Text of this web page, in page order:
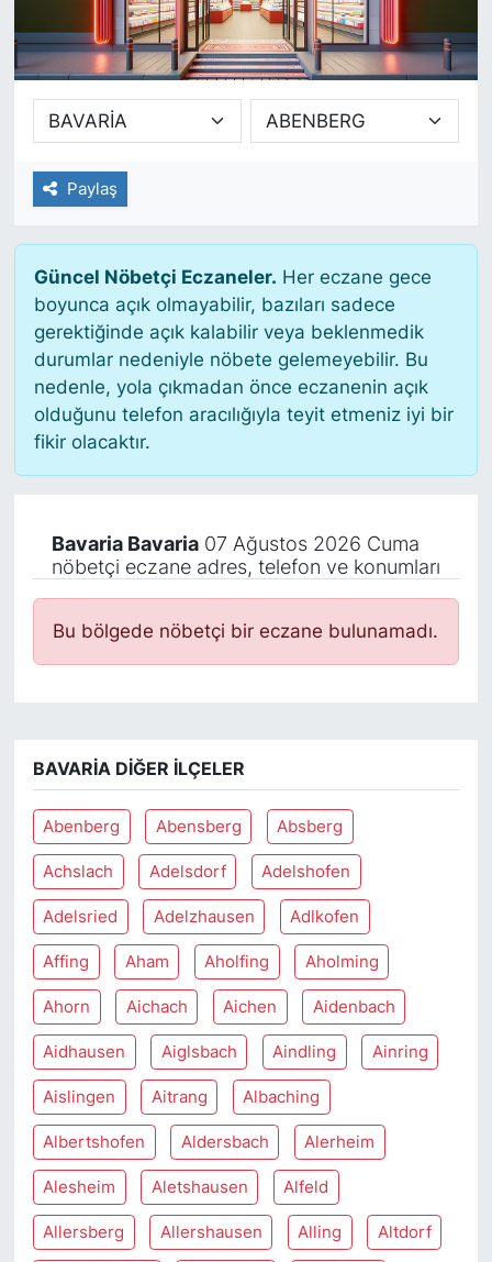
Paylaş
Güncel Nöbetçi Eczaneler. Her eczane gece
boyunca açık olmayabilir, bazıları sadece
gerektiğinde açık kalabilir veya beklenmedik
durumlar nedeniyle nöbete gelemeyebilir. Bu
nedenle, yola çıkmadan önce eczanenin açık
olduğunu telefon aracılığıyla teyit etmeniz iyi bir
fikir olacaktır.
Bavaria Bavaria07 Ağustos 2026 Cuma
nöbetçi eczane adres, telefon ve konumları
Bu bölgede nöbetçi bir eczane bulunamadı.
BAVARIA DIĞER İLÇELER
Abenberg Abensberg Absberg
Achslach Adelsdorf Adelshofen
Adelsried Adelzhausen Adlkofen
Affing Aham Aholfing Aholming
Ahorn Aichach Aichen Aidenbach
Aidhausen Aiglsbach Aindling Ainring
Aislingen Aitrang Albaching
Albertshofen Aldersbach Alerheim
Alesheim Aletshausen Alfeld
Allersberg Allershausen Alling Altdorf
SİYASET
SAĞLIK